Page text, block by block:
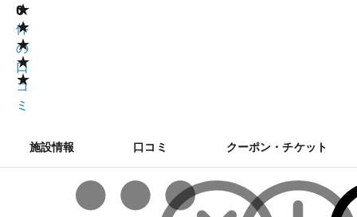
★
★
★
★
★
0
0
件
の
口
コ
ミ
施設情報 口コミ クーポン・チケット